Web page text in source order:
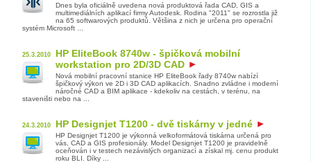
Dnes byla oficiálně uvedena nová produktová řada CAD, GIS a
multimediálních aplikací firmy Autodesk. Rodina "2011" se rozrostla již
na 65 softwarových produktů. Většina z nich je určena pro operační
systém Microsoft ...
25.3.2010
HP EliteBook 8740w - špičková mobilní
workstation pro 2D/3D CAD
Nová mobilní pracovní stanice HP EliteBook řady 8740w nabízí
špičkový výkon ve 2D i 3D CAD aplikacích. Snadno zvládne i moderní
náročné CAD a BIM aplikace - kdekoliv na cestách, v terénu, na
staveništi nebo na ...
24.3.2010 HP Designjet T1200 - dvě tiskárny v jedné
HP Designjet T1200 je výkonná velkoformátová tiskárna určená pro
vás, CAD a GIS profesionály. Model Designjet T1200 je pravidelně
oceňován i v testech nezávislých organizací a získal mj. cenu produkt
roku BLI. Díky ...